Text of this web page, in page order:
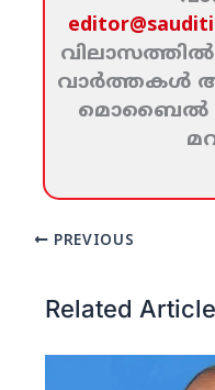
വാര്‍ത്തകള്‍
മൊബൈല്‍
PREVIOUS
Related